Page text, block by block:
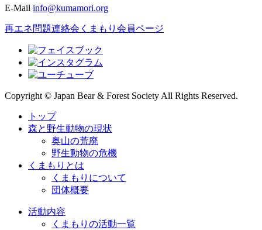
E-Mail info@kumamori.org
再エネ問題連絡会 くまもり会員ページ
Copyright © Japan Bear & Forest Society All Rights Reserved.
トップ
森と野生動物の現状
奥山の荒廃
野生動物の危機
くまもりとは
くまもりについて
団体概要
活動内容
くまもりの活動一覧